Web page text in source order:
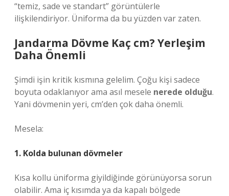
“temiz, sade ve standart” görüntülerle
ilişkilendiriyor. Üniforma da bu yüzden var zaten.
Jandarma Dövme Kaç cm? Yerleşim
Daha Önemli
Şimdi işin kritik kısmına gelelim. Çoğu kişi sadece
boyuta odaklanıyor ama asıl mesele nerede olduğu.
Yani dövmenin yeri, cm’den çok daha önemli.
Mesela:
1. Kolda bulunan dövmeler
Kısa kollu üniforma giyildiğinde görünüyorsa sorun
olabilir. Ama iç kısımda ya da kapalı bölgede